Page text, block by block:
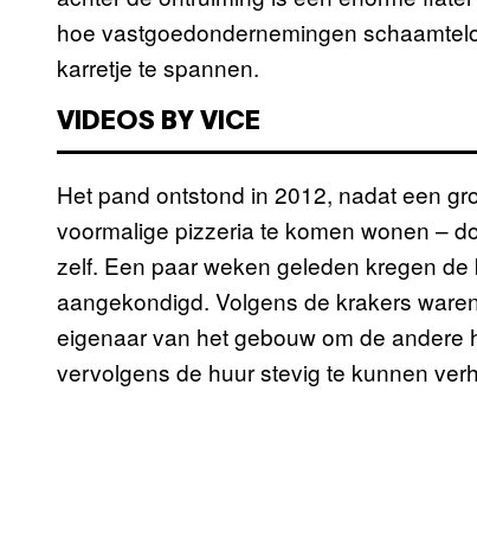
hoe vastgoedondernemingen
karretje te spannen.
VIDEOS BY VICE
Het pand ontstond in 2012, nadat een
voormalige pizzeria te komen wonen –
zelf. Een paar weken geleden kregen
aangekondigd. Volgens de krakers
eigenaar van het gebouw om de
vervolgens de huur stevig te kunnen